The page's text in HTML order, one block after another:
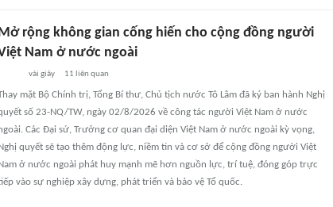
rộng không gian cống hiến cho cộng đồng người
Nam ở nước ngoài
vài giây 11 liên quan
mặt Bộ Chính trị, Tổng Bí thư, Chủ tịch nước Tô Lâm đã ký ban hành Nghị
số 23-NQ/TW, ngày 02/8/2026 về công tác người Việt Nam ở nước
Các Đại sứ, Trưởng cơ quan đại diện Việt Nam ở nước ngoài kỳ vọng,
Nghị quyết sẽ tạo thêm động lực, niềm tin và cơ sở để cộng đồng người Việt
Nam ở nước ngoài phát huy mạnh mẽ hơn nguồn lực, trí tuệ, đóng góp trực
vào sự nghiệp xây dựng, phát triển và bảo vệ Tổ quốc.